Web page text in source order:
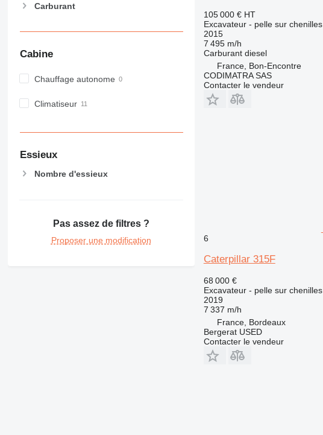
Carburant
Cabine
Chauffage autonome
Climatiseur
Essieux
Nombre d'essieux
Pas assez de filtres ?
Proposer une modification
105 000 € HT
Excavateur - pelle sur chenilles
2015
7 495 m/h
Carburant diesel
France, Bon-Encontre
CODIMATRA SAS
Contacter le vendeur
6
Caterpillar 315F
68 000 €
Excavateur - pelle sur chenilles
2019
7 337 m/h
France, Bordeaux
Bergerat USED
Contacter le vendeur